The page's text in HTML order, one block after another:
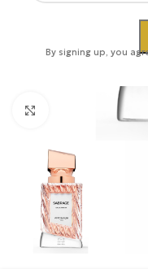
By signing up, you
Κάντε κλικ για